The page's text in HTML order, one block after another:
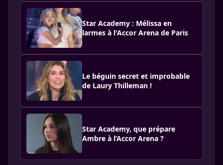
Star Academy : Mélissa en
larmes à l'Accor Arena de Paris
Le béguin secret et improbable
de Laury Thilleman !
Star Academy, que prépare
Ambre à l’Accor Arena ?